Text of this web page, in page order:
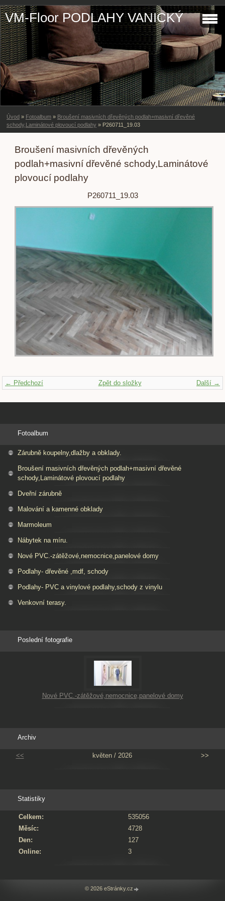
VM-Floor PODLAHY VANICKÝ
Úvod » Fotoalbum » Broušení masivních dřevěných podlah+masivní dřevěné
schody,Laminátové plovoucí podlahy » P260711_19.03
Broušení masivních dřevěných
podlah+masivní dřevěné schody,Laminátové
plovoucí podlahy
P260711_19.03
← Předchozí Další →
Zpět do složky
Fotoalbum
Zárubně koupelny,dlažby a obklady.
Broušení masivních dřevěných podlah+masivní dřevěné
schody,Laminátové plovoucí podlahy
Dveřní zárubně
Malování a kamenné obklady
Marmoleum
Nábytek na míru.
Nové PVC.-zátěžové,nemocnice,panelové domy
Podlahy- dřevěné ,mdf, schody
Podlahy- PVC a vinylové podlahy,schody z vinylu
Venkovní terasy.
Poslední fotografie
Nové PVC.-zátěžové,nemocnice,panelové domy
Archiv
<< květen / 2026 >>
Statistiky
Online: 3
Celkem:
535056
Měsíc:
4728
Den:
127
© 2026 eStránky.cz